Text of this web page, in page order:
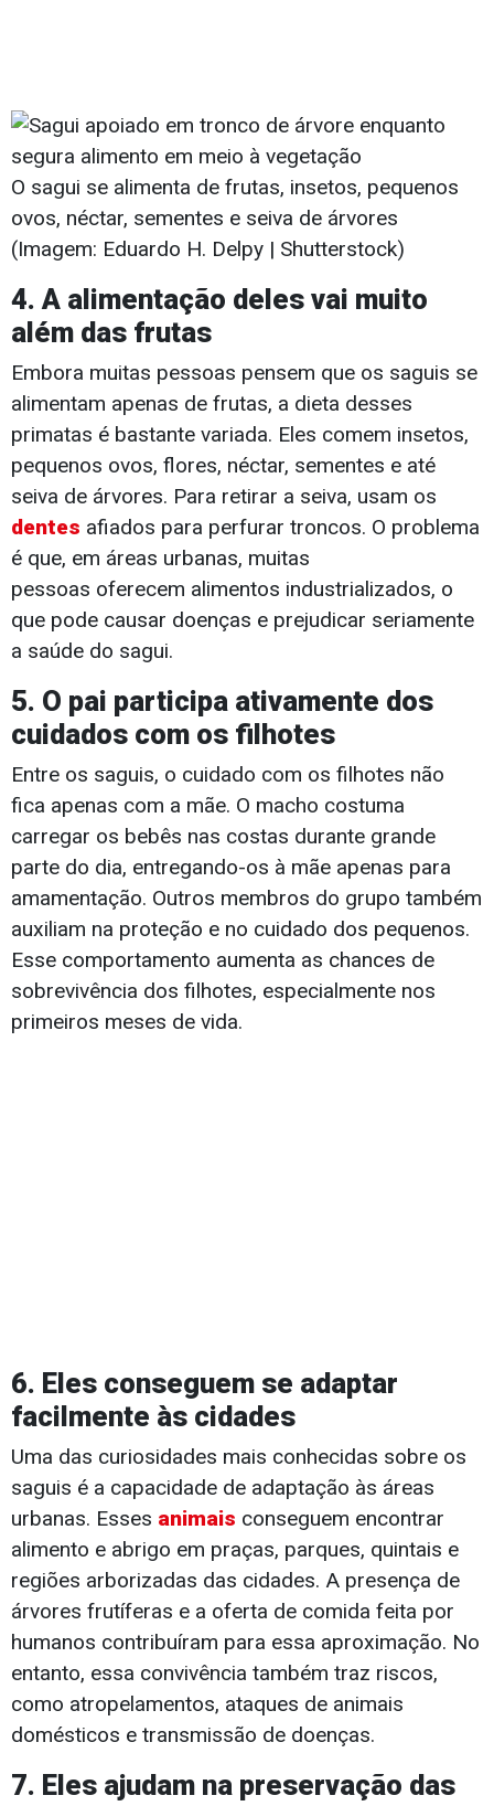
O sagui se alimenta de frutas, insetos, pequenos
ovos, néctar, sementes e seiva de árvores
(Imagem: Eduardo H. Delpy | Shutterstock)
4. A alimentação deles vai muito
além das frutas
Embora muitas pessoas pensem que os saguis se
alimentam apenas de frutas, a dieta desses
primatas é bastante variada. Eles comem insetos,
pequenos ovos, flores, néctar, sementes e até
seiva de árvores. Para retirar a seiva, usam os
dentes afiados para perfurar troncos. O problema
é que, em áreas urbanas, muitas
pessoas oferecem alimentos industrializados, o
que pode causar doenças e prejudicar seriamente
a saúde do sagui.
5. O pai participa ativamente dos
cuidados com os filhotes
Entre os saguis, o cuidado com os filhotes não
fica apenas com a mãe. O macho costuma
carregar os bebês nas costas durante grande
parte do dia, entregando-os à mãe apenas para
amamentação. Outros membros do grupo também
auxiliam na proteção e no cuidado dos pequenos.
Esse comportamento aumenta as chances de
sobrevivência dos filhotes, especialmente nos
primeiros meses de vida.
6. Eles conseguem se adaptar
facilmente às cidades
Uma das curiosidades mais conhecidas sobre os
saguis é a capacidade de adaptação às áreas
urbanas. Esses animais conseguem encontrar
alimento e abrigo em praças, parques, quintais e
regiões arborizadas das cidades. A presença de
árvores frutíferas e a oferta de comida feita por
humanos contribuíram para essa aproximação. No
entanto, essa convivência também traz riscos,
como atropelamentos, ataques de animais
domésticos e transmissão de doenças.
7. Eles ajudam na preservação das